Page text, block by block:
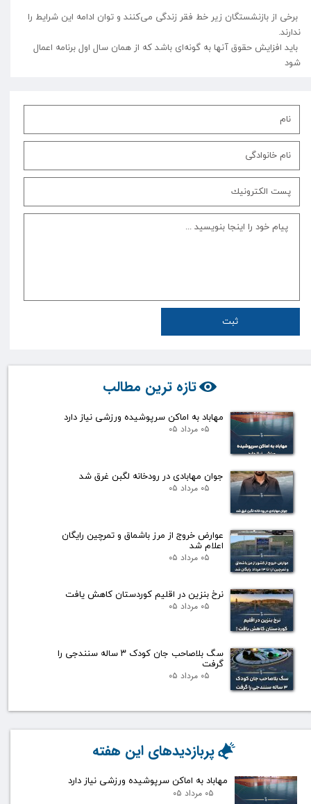
برخی از بازنشستگان زیر خط فقر زندگی می‌کنند و توان ادامه این شرایط را
ندارند.
باید افزایش حقوق آنها به گونه‌ای باشد که از همان سال اول برنامه اعمال
شود
تازه ترین مطالب
مهاباد به اماکن سرپوشیده ورزشی نیاز دارد
۰۵ مرداد ۰۵
جوان مهابادی در رودخانه لگبن غرق شد
۰۵ مرداد ۰۵
عوارض خروج از مرز باشماق و تمرچین رایگان
اعلام شد
۰۵ مرداد ۰۵
نرخ بنزین در اقلیم کوردستان کاهش یافت
۰۵ مرداد ۰۵
سگ بلاصاحب جان کودک ۳ ساله سنندجی را
گرفت
۰۵ مرداد ۰۵
مهاباد به اماکن سرپوشیده ورزشی نیاز دارد
۰۵ مرداد ۰۵
پربازدیدهای این هفته
ثبت